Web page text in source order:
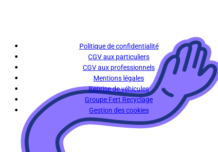
Politique de confidentialité
CGV aux particuliers
CGV aux professionnels
Mentions légales
Reprise de véhicules
Groupe Fert Recyclage
Gestion des cookies